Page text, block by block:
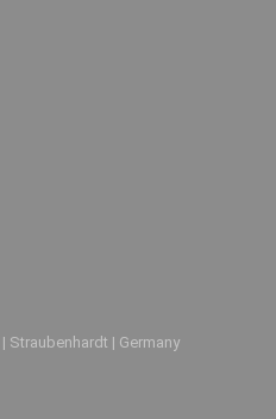
Straubenhardt | Germany